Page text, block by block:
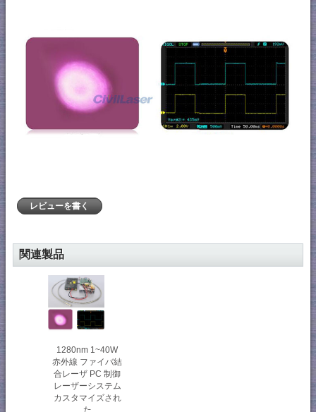
レビューを書く
関連製品
1280nm 1~40W
赤外線 ファイバ結
合レーザ PC 制御
レーザーシステム
カスタマイズされ
た